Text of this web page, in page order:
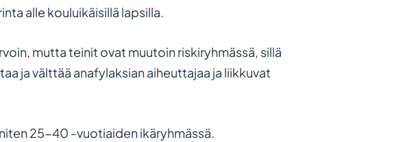
alle kouluikäisillä lapsilla.
mutta teinit ovat muutoin riskiryhmässä, sillä
ja välttää anafylaksian aiheuttajaa ja liikkuvat
25-40 -vuotiaiden ikäryhmässä.